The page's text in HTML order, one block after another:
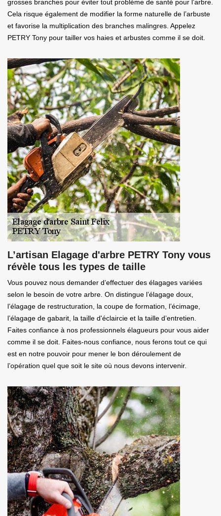
grosses branches pour éviter tout problème de santé pour l’arbre.
Cela risque également de modifier la forme naturelle de l’arbuste
et favorise la multiplication des branches malingres. Appelez
PETRY Tony pour tailler vos haies et arbustes comme il se doit.
L’artisan Elagage d'arbre PETRY Tony vous
révèle tous les types de taille
Vous pouvez nous demander d’effectuer des élagages variées
selon le besoin de votre arbre. On distingue l’élagage doux,
l’élagage de restructuration, la coupe de formation, l’écimage,
l’élagage de gabarit, la taille d'éclaircie et la taille d’entretien.
Faites confiance à nos professionnels élagueurs pour vous aider
comme il se doit. Faites-nous confiance, nous ferons tout ce qui
est en notre pouvoir pour mener le bon déroulement de
l’opération quel que soit le site où nous devons intervenir.